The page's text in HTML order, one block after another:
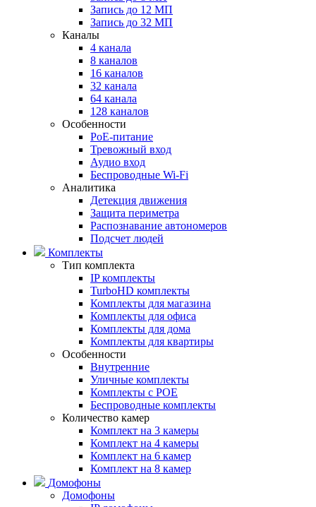
Запись до 12 МП
Запись до 32 МП
Каналы
4 канала
8 каналов
16 каналов
32 канала
64 канала
128 каналов
Особенности
PoE-питание
Тревожный вход
Аудио вход
Беспроводные Wi-Fi
Аналитика
Детекция движения
Защита периметра
Распознавание автономеров
Подсчет людей
Комплекты
Тип комплекта
IP комплекты
TurboHD комплекты
Комплекты для магазина
Комплекты для офиса
Комплекты для дома
Комплекты для квартиры
Особенности
Внутренние
Уличные комплекты
Комплекты с POE
Беспроводные комплекты
Количество камер
Комплект на 3 камеры
Комплект на 4 камеры
Комплект на 6 камер
Комплект на 8 камер
Домофоны
Домофоны